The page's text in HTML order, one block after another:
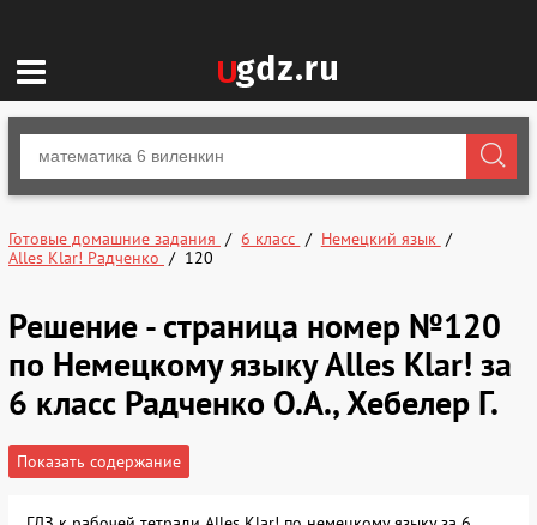
Готовые домашние задания 6 класс
Немецкий язык
Alles Klar! Радченко
120
Решение - страница номер №120
по Немецкому языку Alles Klar! за
6 класс Радченко О.А., Хебелер Г.
Показать содержание